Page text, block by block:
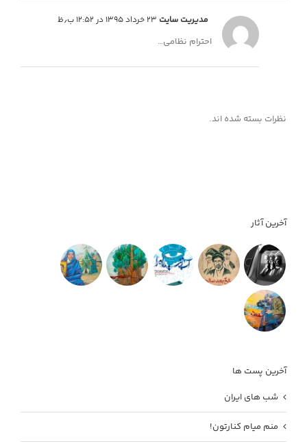
مدیریت سایت
احترام نظامی…
نظرات بسته شده اند.
آخرین آثار
آخرین پست ها
شب های ایران
منم میام کنارتون!